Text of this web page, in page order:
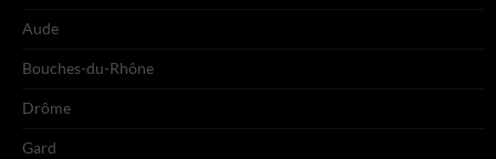
Aude
Bouches-du-Rhône
Drôme
Gard